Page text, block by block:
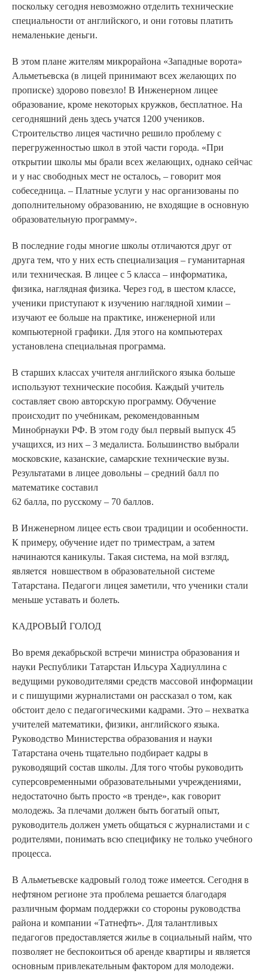
поскольку сегодня невозможно отделить технические
специальности от английского, и они готовы платить
немаленькие деньги.
В этом плане жителям микрорайона «Западные ворота»
Альметьевска (в лицей принимают всех желающих по
прописке) здорово повезло! В Инженерном лицее
образование, кроме некоторых кружков, бесплатное. На
сегодняшний день здесь учатся 1200 учеников.
Строительство лицея частично решило проблему с
перегруженностью школ в этой части города. «При
открытии школы мы брали всех желающих, однако сейчас
и у нас свободных мест не осталось, – говорит моя
собеседница. – Платные услуги у нас организованы по
дополнительному образованию, не входящие в основную
образовательную программу».
В последние годы многие школы отличаются друг от
друга тем, что у них есть специализация – гуманитарная
или техническая. В лицее с 5 класса – информатика,
физика, наглядная физика. Через год, в шестом классе,
ученики приступают к изучению наглядной химии –
изучают ее больше на практике, инженерной или
компьютерной графики. Для этого на компьютерах
установлена специальная программа.
В старших классах учителя английского языка больше
используют технические пособия. Каждый учитель
составляет свою авторскую программу. Обучение
происходит по учебникам, рекомендованным
Минобрнауки РФ. В этом году был первый выпуск 45
учащихся, из них – 3 медалиста. Большинство выбрали
московские, казанские, самарские технические вузы.
Результатами в лицее довольны – средний балл по
математике составил
62 балла, по русскому – 70 баллов.
В Инженерном лицее есть свои традиции и особенности.
К примеру, обучение идет по триместрам, а затем
начинаются каникулы. Такая система, на мой взгляд,
является новшеством в образовательной системе
Татарстана. Педагоги лицея заметили, что ученики стали
меньше уставать и болеть.
КАДРОВЫЙ ГОЛОД
Во время декабрьской встречи министра образования и
науки Республики Татарстан Ильсура Хадиуллина с
ведущими руководителями средств массовой информации
и с пишущими журналистами он рассказал о том, как
обстоит дело с педагогическими кадрами. Это – нехватка
учителей математики, физики, английского языка.
Руководство Министерства образования и науки
Татарстана очень тщательно подбирает кадры в
руководящий состав школы. Для того чтобы руководить
суперсовременными образовательными учреждениями,
недостаточно быть просто «в тренде», как говорит
молодежь. За плечами должен быть богатый опыт,
руководитель должен уметь общаться с журналистами и с
родителями, понимать всю специфику не только учебного
процесса.
В Альметьевске кадровый голод тоже имеется. Сегодня в
нефтяном регионе эта проблема решается благодаря
различным формам поддержки со стороны руководства
района и компании «Татнефть». Для талантливых
педагогов предоставляется жилье в социальный найм, что
позволяет не беспокоиться об аренде квартиры и является
основным привлекательным фактором для молодежи.